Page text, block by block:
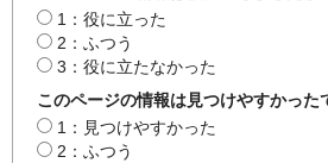
1：役に立った
2：ふつう
3：役に立たなかった
このページの情報は見つけやすかった
1：見つけやすかった
2：ふつう